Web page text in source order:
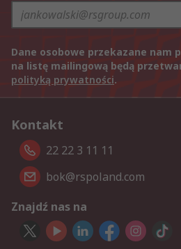
Dane osobowe przekazane nam
na listę mailingową będą
polityką prywatności.
Kontakt
22 22 3 11 11
bok@rspoland.com
Znajdź nas na